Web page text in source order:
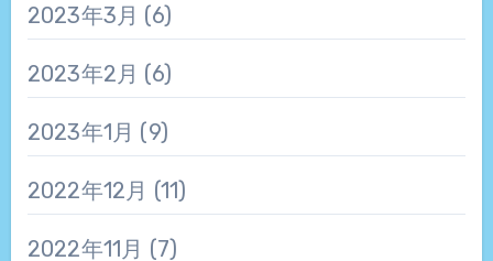
2023年3月 (6)
2023年2月 (6)
2023年1月 (9)
2022年12月 (11)
2022年11月 (7)